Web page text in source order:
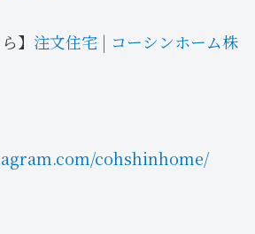
】 注文住宅 | コーシンホーム株
cohshinhome/